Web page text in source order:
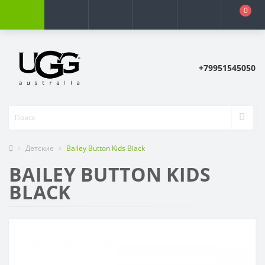
0
+79951545050
Детские Bailey Button Kids Black
BAILEY BUTTON KIDS
BLACK